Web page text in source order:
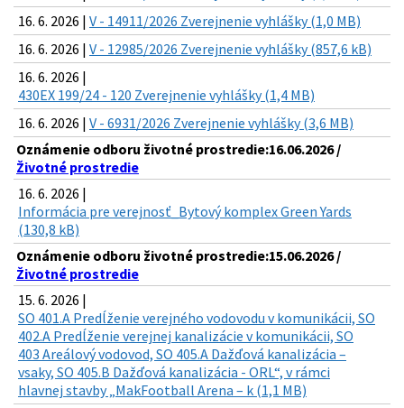
16. 6. 2026 | V - 14911/2026 Zverejnenie vyhlášky (1,0 MB)
16. 6. 2026 | V - 12985/2026 Zverejnenie vyhlášky (857,6 kB)
16. 6. 2026 |
430EX 199/24 - 120 Zverejnenie vyhlášky (1,4 MB)
16. 6. 2026 | V - 6931/2026 Zverejnenie vyhlášky (3,6 MB)
Oznámenie odboru životné prostredie:16.06.2026 /
Životné prostredie
16. 6. 2026 |
Informácia pre verejnosť_Bytový komplex Green Yards
(130,8 kB)
Oznámenie odboru životné prostredie:15.06.2026 /
Životné prostredie
15. 6. 2026 |
SO 401.A Predĺženie verejného vodovodu v komunikácii, SO
402.A Predĺženie verejnej kanalizácie v komunikácii, SO
403 Areálový vodovod, SO 405.A Dažďová kanalizácia –
vsaky, SO 405.B Dažďová kanalizácia - ORL“, v rámci
hlavnej stavby „MakFootball Arena – k (1,1 MB)